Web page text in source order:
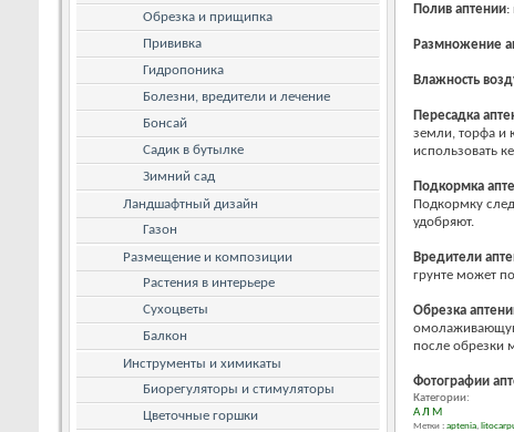
Полив аптении:
Размножение
Влажность
Пересадка
земли, торфа и
использовать
Подкормка
Подкормку
удобряют.
Вредители
грунте может
Обрезка
омолаживающую
после обрезки
Фотографии
Категории:
АЛ М
Метки : aptenia,
Обрезка и прищипка
Прививка
Гидропоника
Болезни, вредители и лечение
Бонсай
Садик в бутылке
Зимний сад
Ландшафтный дизайн
Газон
Размещение и композиции
Растения в интерьере
Сухоцветы
Балкон
Инструменты и химикаты
Биорегуляторы и стимуляторы
Цветочные горшки